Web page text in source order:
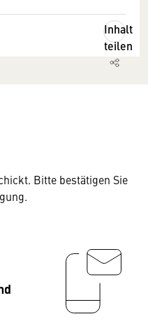
Inhalt
teilen
Bitte bestätigen Sie